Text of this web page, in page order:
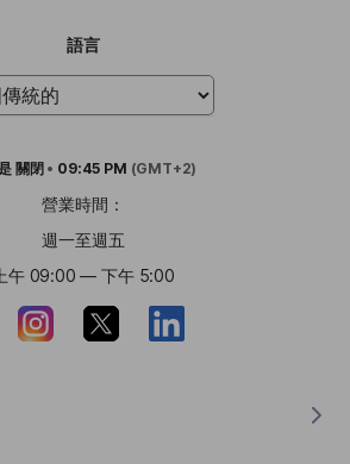
語言
關閉 • 09:45 PM (GMT+2)
營業時間：
週一至週五
上午 09:00 — 下午 5:00